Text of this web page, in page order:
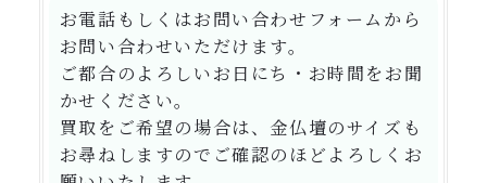
お電話もしくはお問い合わせフォームから
お問い合わせいただけます。
ご都合のよろしいお日にち・お時間をお聞
かせください。
買取をご希望の場合は、金仏壇のサイズも
お尋ねしますのでご確認のほどよろしくお